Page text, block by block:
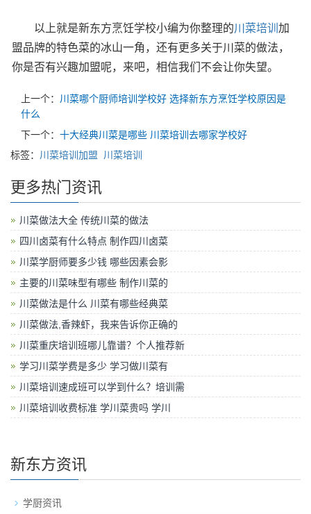
以上就是新东方烹饪学校小编为你整理的川菜培训 加
盟品牌的特色菜的冰山一角，还有更多关于川菜的做法，
你是否有兴趣加盟呢，来吧，相信我们不会让你失望。
上一个： 川菜哪个厨师培训学校好 选择新东方烹饪学校原因是
什么
下一个： 十大经典川菜是哪些 川菜培训去哪家学校好
标签： 川菜培训加盟 川菜培训
更多热门资讯
川菜做法大全 传统川菜的做法
四川卤菜有什么特点 制作四川卤菜
川菜学厨师要多少钱 哪些因素会影
主要的川菜味型有哪些 制作川菜的
川菜做法是什么 川菜有哪些经典菜
川菜做法,香辣虾，我来告诉你正确的
川菜重庆培训班哪儿靠谱？个人推荐新
学习川菜学费是多少 学习做川菜有
川菜培训速成班可以学到什么？培训需
川菜培训收费标准 学川菜贵吗 学川
新东方资讯
学厨资讯